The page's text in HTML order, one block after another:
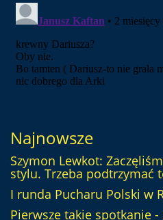
Najnowsze
Szymon Lewkot:
stylu. Trzeba podtrzymać
I runda Pucharu Polski w
Pierwsze takie spotkanie